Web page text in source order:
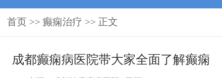
首页 >> 癫痫治疗 >> 正文
成都癫痫病医院带大家全面了解癫痫